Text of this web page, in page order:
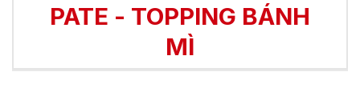
PATE - TOPPING BÁNH
MÌ